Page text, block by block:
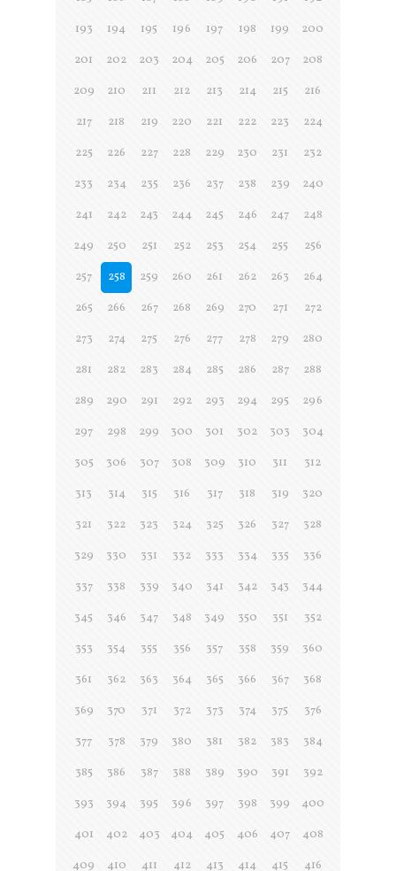
193
194 195 196 197 198 199
200
201
202 203 204 205 206 207
208
209
210 211 212 213 214 215
216
217
218 219 220 221 222 223
224
225
226 227 228 229 230 231
232
233
234 235 236 237 238 239
240
241
242 243 244 245 246 247
248
249
250 251 252 253 254 255
256
257
258 259 260 261 262 263
264
265
266 267 268 269 270 271
272
273
274 275 276 277 278 279
280
281
282 283 284 285 286 287
288
289
290 291 292 293 294 295
296
297
298 299 300 301 302 303
304
305
306 307 308 309 310 311
312
313
314 315 316 317 318 319
320
321
322 323 324 325 326 327
328
329
330 331 332 333 334 335
336
337
338 339 340 341 342 343
344
345
346 347 348 349 350 351
352
353
354 355 356 357 358 359
360
361
362 363 364 365 366 367
368
369
370 371 372 373 374 375
376
377
378 379 380 381 382 383
384
385
386 387 388 389 390 391
392
393
394 395 396 397 398 399
400
401
402 403 404 405 406 407
408
409
410 411 412 413 414 415
416